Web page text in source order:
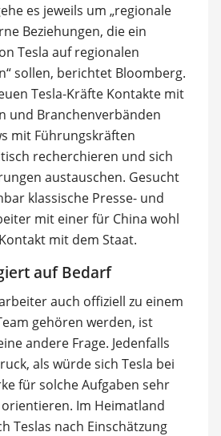
es jeweils um „regionale
Beziehungen, die ein
Tesla auf regionalen
sollen, berichtet Bloomberg.
Tesla-Kräfte Kontakte mit
und Branchenverbänden
mit Führungskräften
recherchieren und sich
austauschen. Gesucht
klassische Presse- und
mit einer für China wohl
mit dem Staat.
auf Bedarf
auch offiziell zu einem
gehören werden, ist
andere Frage. Jedenfalls
als würde sich Tesla bei
für solche Aufgaben sehr
Im Heimatland
Teslas nach Einschätzung